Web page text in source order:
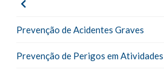
Prevenção de Acidentes Graves
Prevenção de Perigos em